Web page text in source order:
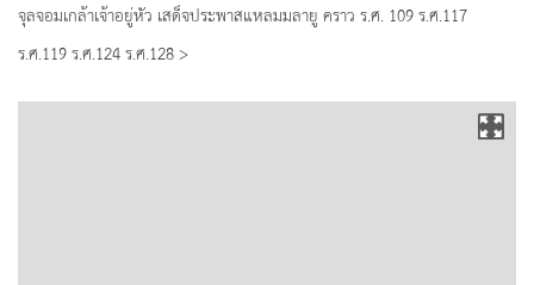
จุลจอมเกล้าเจ้าอยู่หัว เสด็จประพาสแหลมมลายู คราว ร.ศ. 109 ร.ศ.117
ร.ศ.119 ร.ศ.124 ร.ศ.128 >